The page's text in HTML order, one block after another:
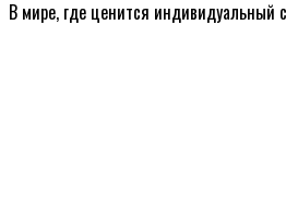
В мире, где ценится индивидуальный